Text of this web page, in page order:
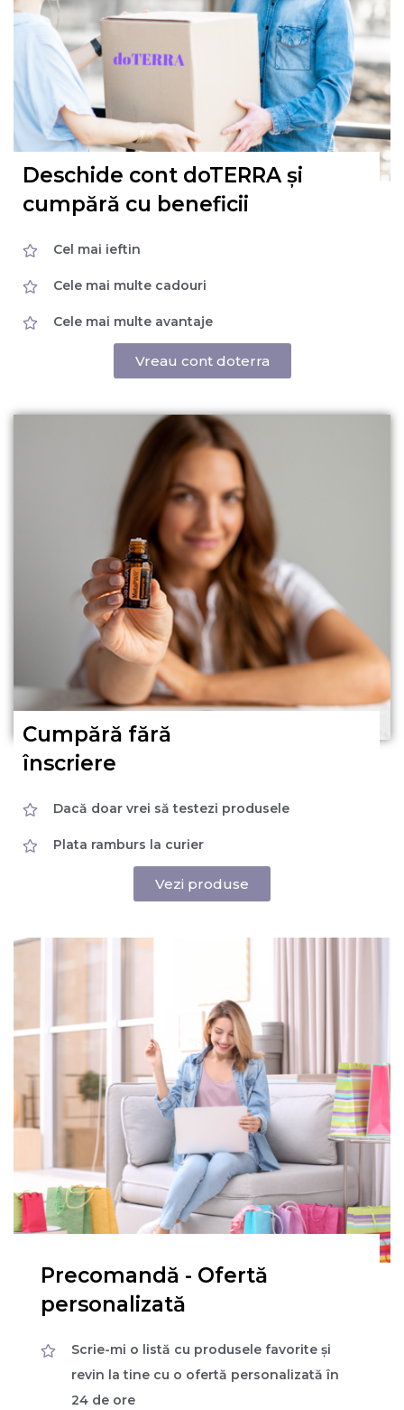
Deschide cont doTERRA și
cumpără cu beneficii
Cel mai ieftin
Cele mai multe cadouri
Cele mai multe avantaje
Vreau cont doterra
Cumpără fără
înscriere
Dacă doar vrei să testezi produsele
Plata ramburs la curier
Vezi produse
Precomandă - Ofertă
personalizată
Scrie-mi o listă cu produsele favorite și
revin la tine cu o ofertă personalizată în
24 de ore